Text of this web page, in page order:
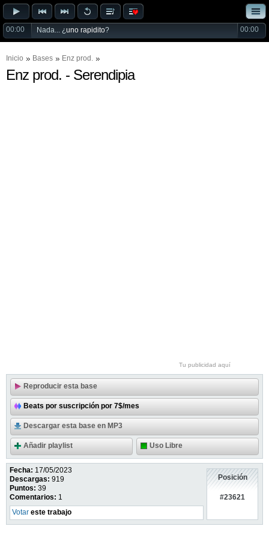
00:00 Nada... ¿uno rapidito? 00:00
Inicio Bases Enz prod.
Enz prod. - Serendipia
Tu publicidad aquí
Reproducir esta base
Beats por suscripción por 7$/mes
Descargar esta base en MP3
Añadir playlist Uso Libre
Fecha: 17/05/2023
Descargas: 919
Puntos: 39
Comentarios: 1
Votar este trabajo
Posición
#23621